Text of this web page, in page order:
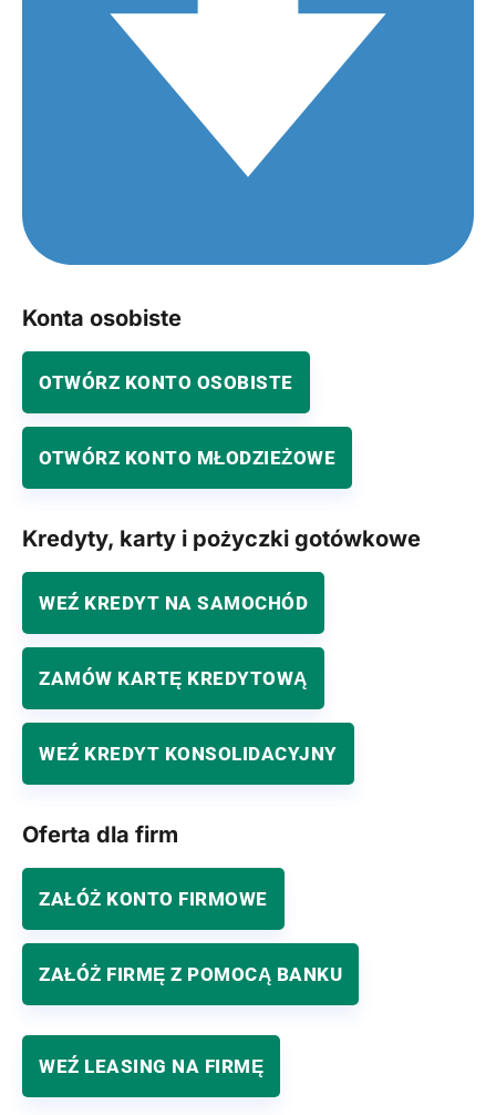
Konta osobiste
OTWÓRZ KONTO OSOBISTE
OTWÓRZ KONTO MŁODZIEŻOWE
Kredyty, karty i pożyczki gotówkowe
WEŹ KREDYT NA SAMOCHÓD
ZAMÓW KARTĘ KREDYTOWĄ
WEŹ KREDYT KONSOLIDACYJNY
Oferta dla firm
ZAŁÓŻ KONTO FIRMOWE
ZAŁÓŻ FIRMĘ Z POMOCĄ BANKU
WEŹ LEASING NA FIRMĘ